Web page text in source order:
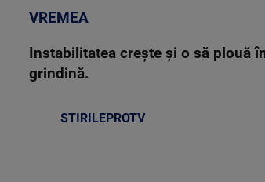
VREMEA
Instabilitatea crește și o să plouă
grindină.
STIRILEPROTV